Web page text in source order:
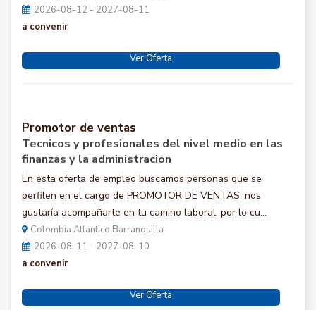
2026-08-12 - 2027-08-11
a convenir
Ver Oferta
Promotor de ventas
Tecnicos y profesionales del nivel medio en las
finanzas y la administracion
En esta oferta de empleo buscamos personas que se
perfilen en el cargo de PROMOTOR DE VENTAS, nos
gustaría acompañarte en tu camino laboral, por lo cu...
Colombia Atlantico Barranquilla
2026-08-11 - 2027-08-10
a convenir
Ver Oferta